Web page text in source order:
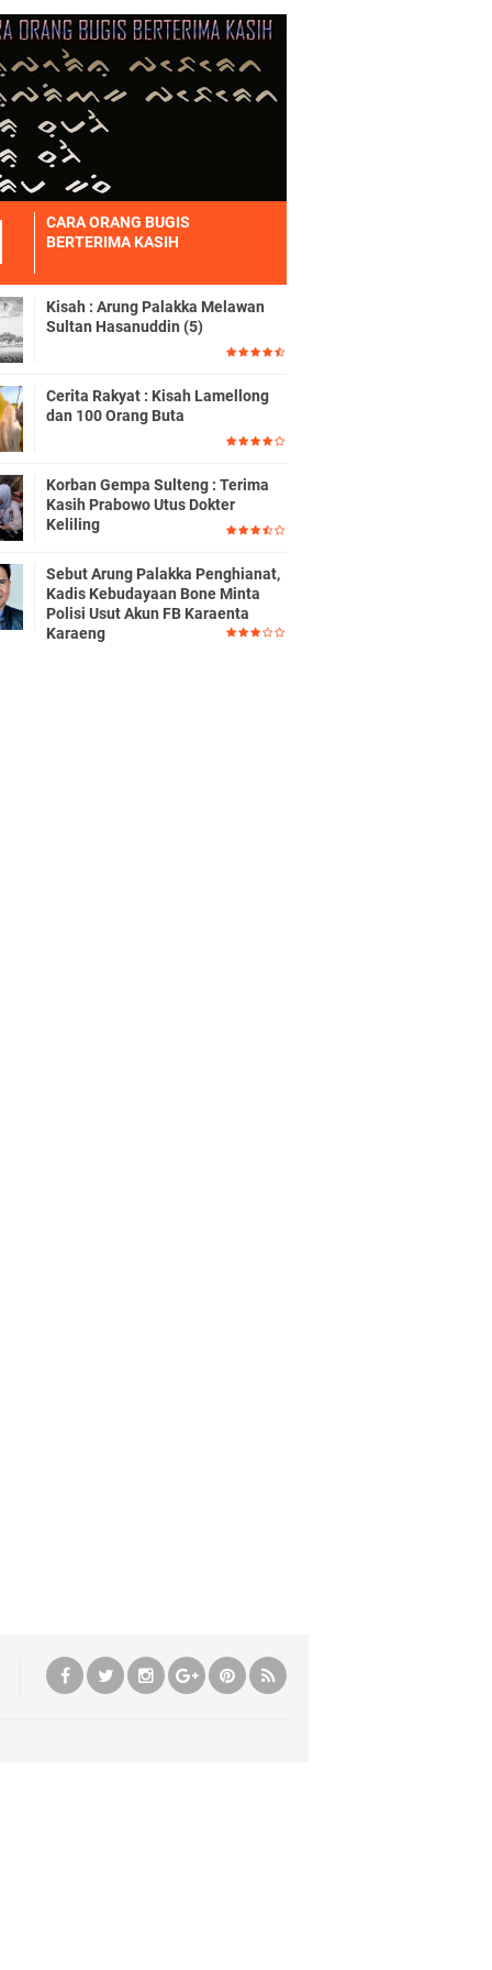
CARA ORANG BUGIS
BERTERIMA KASIH
Kisah : Arung Palakka Melawan
Sultan Hasanuddin (5)
Cerita Rakyat : Kisah Lamellong
dan 100 Orang Buta
Korban Gempa Sulteng : Terima
Kasih Prabowo Utus Dokter
Keliling
Sebut Arung Palakka Penghianat,
Kadis Kebudayaan Bone Minta
Polisi Usut Akun FB Karaenta
Karaeng